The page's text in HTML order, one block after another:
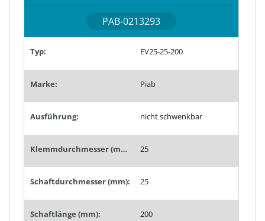
PAB-0213293
Typ: EV25-25-200
Marke: Piab
Ausführung: nicht schwenkbar
Klemmdurchmesser (mm): 25
Schaftdurchmesser (mm): 25
Schaftlänge (mm): 200